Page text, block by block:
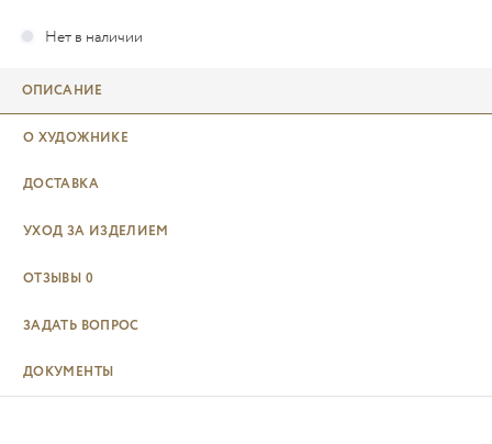
ОПИСАНИЕ
О ХУДОЖНИКЕ
ДОСТАВКА
УХОД ЗА ИЗДЕЛИЕМ
ОТЗЫВЫ 0
ЗАДАТЬ ВОПРОС
ДОКУМЕНТЫ